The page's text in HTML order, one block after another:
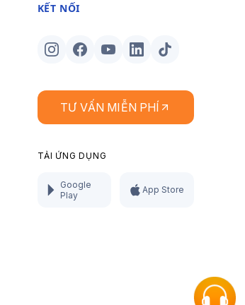
KẾT NỐI
TƯ VẤN MIỄN PHÍ
TẢI ỨNG DỤNG
Google
Play
App Store